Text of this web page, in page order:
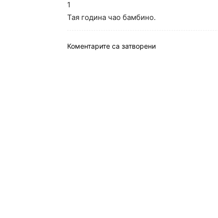
1
Тая година чао бамбино.
Коментарите са затворени